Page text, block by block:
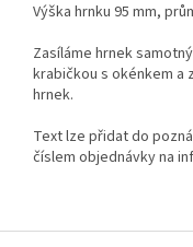
Výška hrnku 95 mm,
Zasíláme hrnek
krabičkou s okénkem a
hrnek.
Text lze přidat do
číslem objednávky na